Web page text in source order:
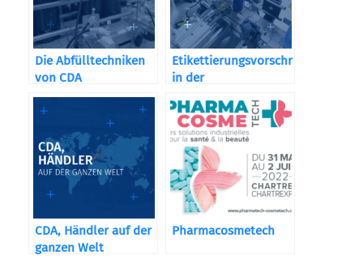
Die Abfülltechniken
von CDA
Etikettierungsvorschriften
in der
CDA, Händler auf der
ganzen Welt
Pharmacosmetech